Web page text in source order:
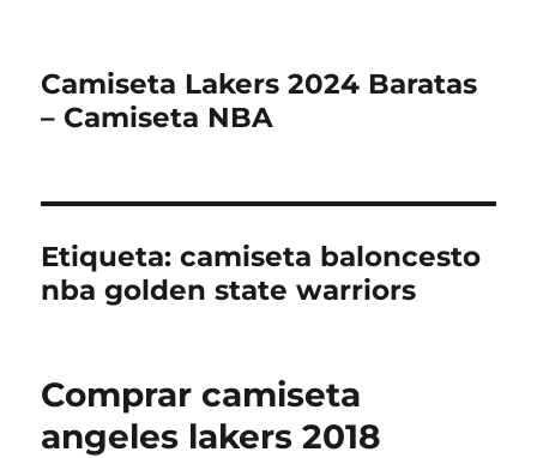
Camiseta Lakers 2024 Baratas
– Camiseta NBA
Etiqueta:camiseta baloncesto
nba golden state warriors
Comprar camiseta
angeles lakers 2018